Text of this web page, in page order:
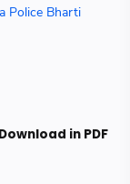
Police Bharti
in PDF